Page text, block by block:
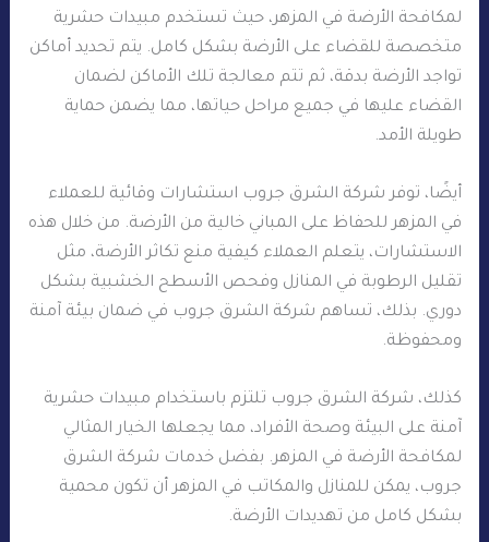
لمكافحة الأرضة في المزهر، حيث تستخدم مبيدات حشرية
متخصصة للقضاء على الأرضة بشكل كامل. يتم تحديد أماكن
تواجد الأرضة بدقة، ثم تتم معالجة تلك الأماكن لضمان
القضاء عليها في جميع مراحل حياتها، مما يضمن حماية
طويلة الأمد.
أيضًا، توفر شركة الشرق جروب استشارات وقائية للعملاء
في المزهر للحفاظ على المباني خالية من الأرضة. من خلال هذه
الاستشارات، يتعلم العملاء كيفية منع تكاثر الأرضة، مثل
تقليل الرطوبة في المنازل وفحص الأسطح الخشبية بشكل
دوري. بذلك، تساهم شركة الشرق جروب في ضمان بيئة آمنة
ومحفوظة.
كذلك، شركة الشرق جروب تلتزم باستخدام مبيدات حشرية
آمنة على البيئة وصحة الأفراد، مما يجعلها الخيار المثالي
لمكافحة الأرضة في المزهر. بفضل خدمات شركة الشرق
جروب، يمكن للمنازل والمكاتب في المزهر أن تكون محمية
بشكل كامل من تهديدات الأرضة.